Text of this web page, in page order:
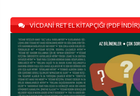
VİCDANİ RET EL KİTAPÇIĞI (PDF İNDİR)